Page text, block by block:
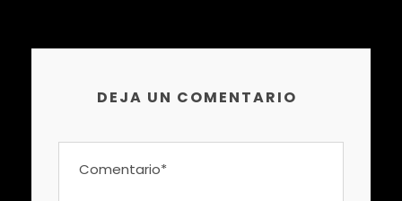
DEJA UN COMENTARIO